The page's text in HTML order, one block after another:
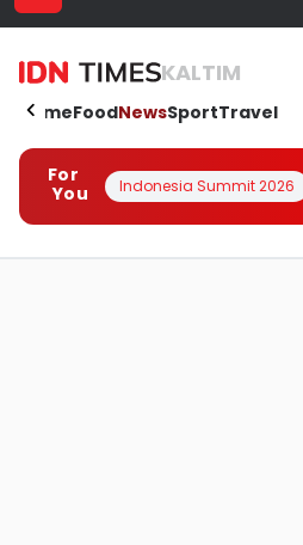
KALTIM
HomeFoodNewsSportTravel
For
You
Indonesia Summit 2026